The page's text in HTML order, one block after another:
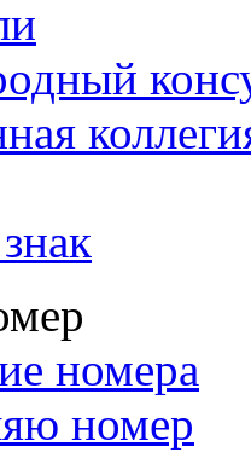
номера
номер